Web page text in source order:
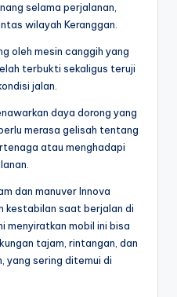
selama perjalanan,
wilayah Keranggan.
oleh mesin canggih yang
terbukti sekaligus teruji
jalan.
daya dorong yang
merasa gelisah tentang
atau menghadapi
dan manuver Innova
kestabilan saat berjalan di
menyiratkan mobil ini bisa
tajam, rintangan, dan
yang sering ditemui di